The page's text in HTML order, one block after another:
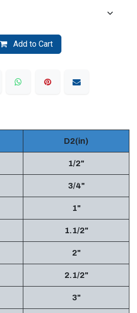
Add to Cart
D2(in)
1/2"
3/4"
1"
1.1/2"
2"
2.1/2"
3"